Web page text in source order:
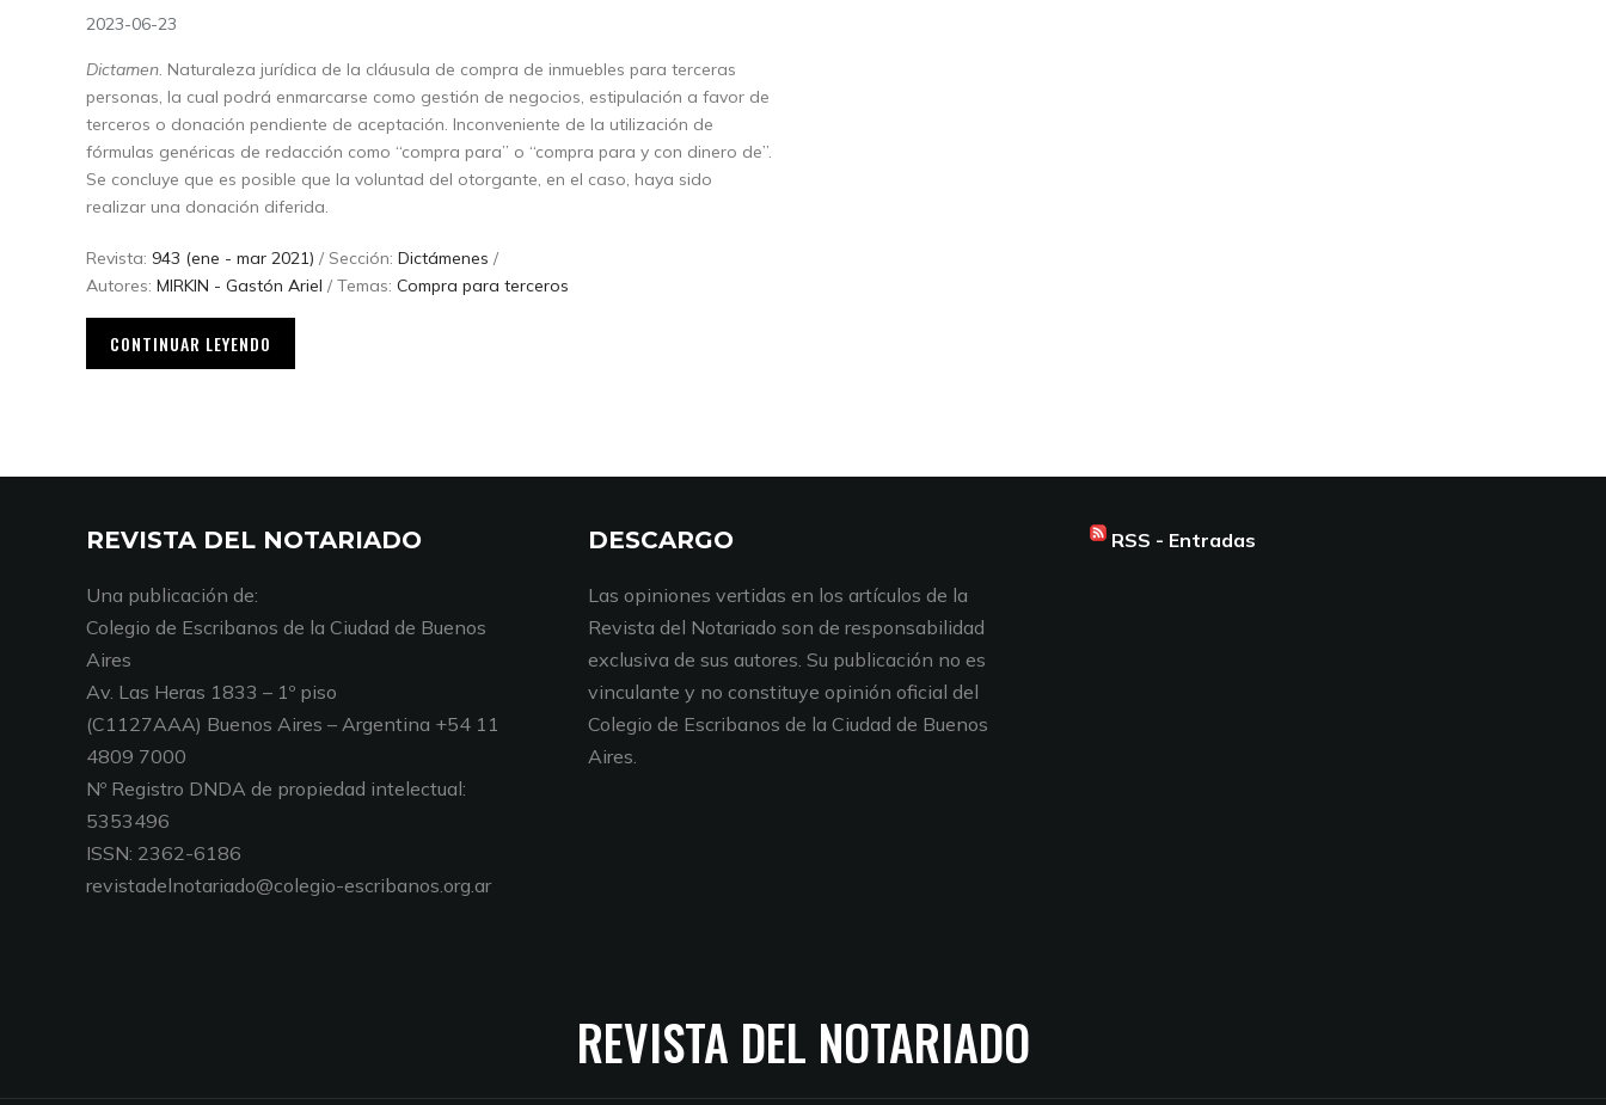
2023-06-23
Dictamen. Naturaleza jurídica de la cláusula de compra de inmuebles para terceras
personas, la cual podrá enmarcarse como gestión de negocios, estipulación a favor de
terceros o donación pendiente de aceptación. Inconveniente de la utilización de
fórmulas genéricas de redacción como “compra para” o “compra para y con dinero de”.
Se concluye que es posible que la voluntad del otorgante, en el caso, haya sido
realizar una donación diferida.
Revista: 943 (ene - mar 2021) / Sección: Dictámenes /
Autores: MIRKIN - Gastón Ariel / Temas: Compra para terceros
CONTINUAR LEYENDO
REVISTA DEL NOTARIADO
Una publicación de:
Colegio de Escribanos de la Ciudad de Buenos
Aires
Av. Las Heras 1833 – 1º piso
(C1127AAA) Buenos Aires – Argentina +54 11
4809 7000
Nº Registro DNDA de propiedad intelectual:
5353496
ISSN: 2362-6186
revistadelnotariado@colegio-escribanos.org.ar
DESCARGO
Las opiniones vertidas en los artículos de la
Revista del Notariado son de responsabilidad
exclusiva de sus autores. Su publicación no es
vinculante y no constituye opinión oficial del
Colegio de Escribanos de la Ciudad de Buenos
Aires.
RSS - Entradas
REVISTA DEL NOTARIADO